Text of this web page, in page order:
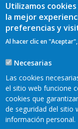
Ceder Valle del Ese-
Avda. de la
33891 La Espina -
E-mail: ceder@ese-
Web: www.ese-
Utilizamos
la mejor
preferencias y
Al hacer clic en
Necesarias
Las cookies
el sitio web funcione
cookies que
de seguridad del sitio
información personal.